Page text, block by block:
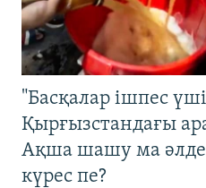
"Басқалар ішпес
Қырғызстандағы
Ақша шашу ма
күрес пе?